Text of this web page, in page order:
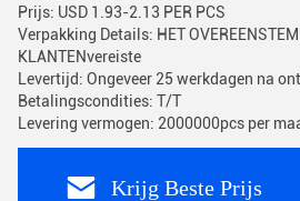
Prijs: USD 1.93-2.13 PER PCS
Verpakking Details: HET
KLANTENvereiste
Levertijd: Ongeveer 25 werkdagen na
Betalingscondities: T/T
Levering vermogen: 2000000pcs per
Krijg Beste Prijs